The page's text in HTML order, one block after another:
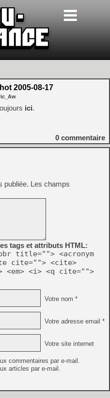
2005-08-17
ici.
0 commentaire
publiée. Les champs
tags et attributs HTML:
title=""> <acronym
cite=""> <cite>
<em> <i> <q cite="">
Votre nom *
Votre adresse email *
Votre site internet
commentaires par e-mail.
articles par e-mail.